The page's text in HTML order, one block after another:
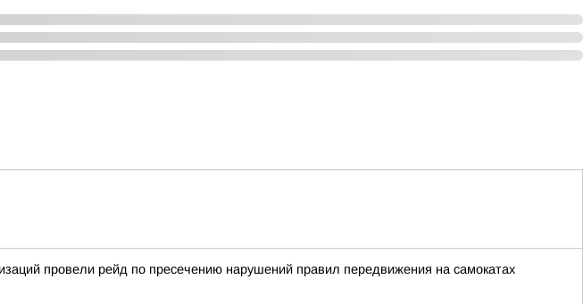
провели рейд по пресечению нарушений правил передвижения на самокатах